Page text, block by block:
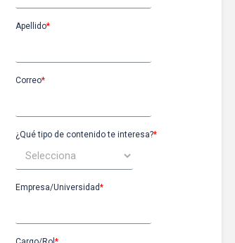
Apellido*
Correo*
¿Qué tipo de contenido te interesa?*
Empresa/Universidad*